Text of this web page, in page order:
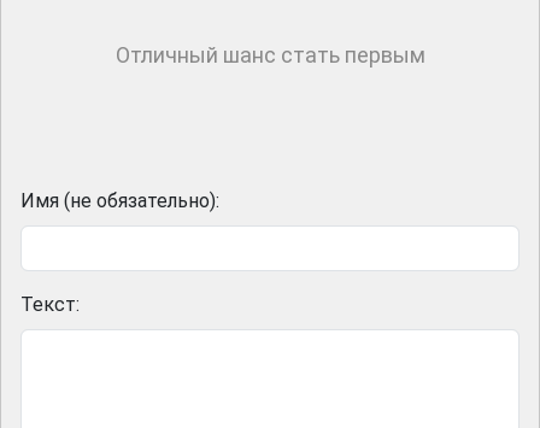
Отличный шанс стать первым
Имя (не обязательно):
Текст: